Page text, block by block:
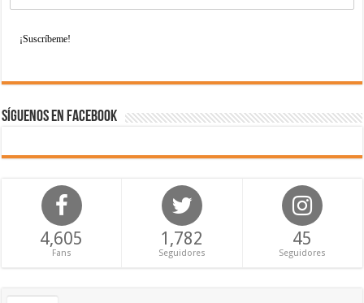
Síguenos en Facebook
4,605
Fans
1,782
Seguidores
45
Seguidores